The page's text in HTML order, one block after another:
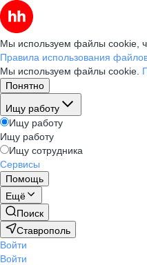
Мы используем файлы cookie,
Правила использования
Мы используем файлы cookie.
Понятно
Ищу работу
Ищу работу
Ищу работу
Ищу сотрудника
Сервисы
Помощь
Ещё
Поиск
Ставрополь
Войти
Войти